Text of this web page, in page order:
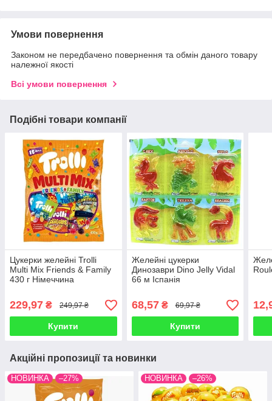
Умови повернення
Законом не передбачено повернення та обмін даного товару
належної якості
Всі умови повернення
Подібні товари компанії
Цукерки желейні Trolli
Multi Mix Friends & Family
430 г Німеччина
229,97 ₴ 249,97 ₴
Купити
Желейні цукерки
Динозаври Dino Jelly Vidal
66 м Іспанія
68,57₴ 69,97 ₴
Купити
Акційні пропозиції та новинки
НОВИНКА –27% НОВИНКА –26%